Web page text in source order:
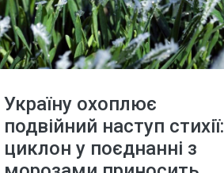
Україну охоплює
подвійний наступ стихії:
циклон у поєднанні з